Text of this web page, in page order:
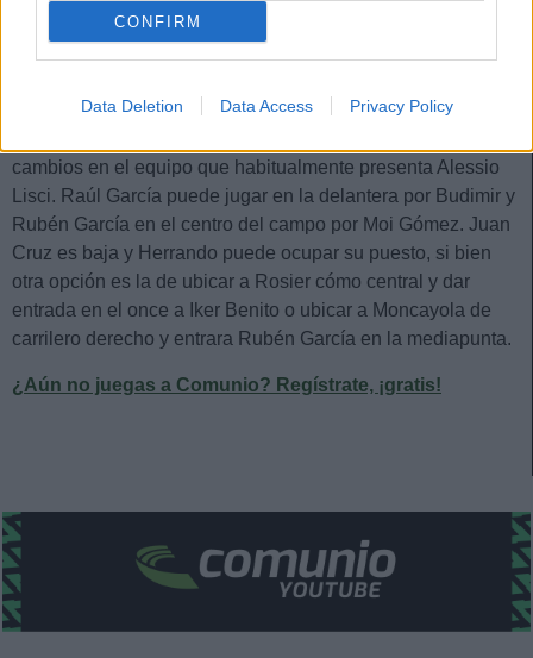
CONFIRM
Data Deletion Data Access Privacy Policy
Estos jugadores son baja:Aimar Oroz, Juan Cruz.
Estos jugadores son duda:
cambios en el equipo que habitualmente presenta Alessio
Lisci. Raúl García puede jugar en la delantera por Budimir y
Rubén García en el centro del campo por Moi Gómez. Juan
Cruz es baja y Herrando puede ocupar su puesto, si bien
otra opción es la de ubicar a Rosier cómo central y dar
entrada en el once a Iker Benito o ubicar a Moncayola de
carrilero derecho y entrara Rubén García en la mediapunta.
¿Aún no juegas a Comunio? Regístrate, ¡gratis!